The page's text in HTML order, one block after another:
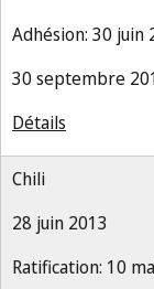
Adhésion: 30 juin
30 septembre
Détails
Chili
28 juin 2013
Ratification: 10